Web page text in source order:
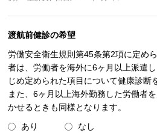
渡航前健診の希望
労働安全衛生規則第45条第2項に定め
者は、労働者を海外に6ヶ月以上派遣
じめ定められた項目について健康診断
また、6ヶ月以上海外勤務した労働者
かせるときも同様となります。
あり
なし